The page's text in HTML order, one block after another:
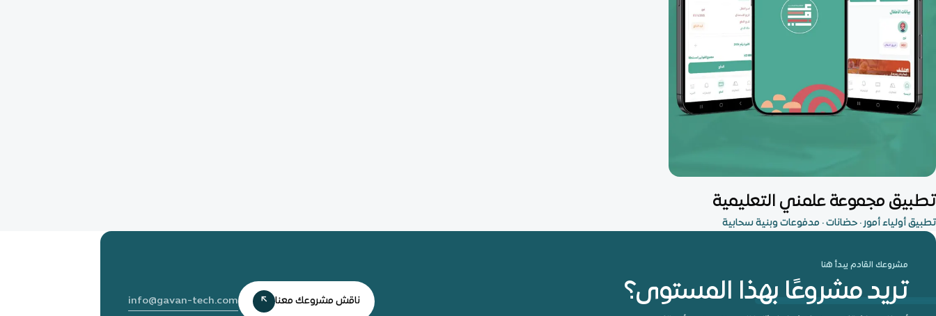
تطبيق جوال
تطبيق مجموعة علمني التعليمية
تطبيق أولياء أمور · حضانات · مدفوعات وبنية سحابية
مشروعك القادم يبدأ هنا
تريد مشروعًا بهذا المستوى؟ ناقش مشروعك معنا ↗
info@gavan-tech.com